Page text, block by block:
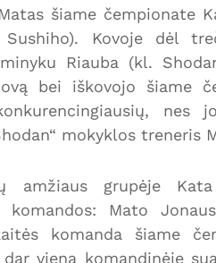
šiame
Kovoje dėl
Riauba (kl.
bei iškovojo šiame
nes
mokyklos treneris
amžiaus grupėje
Mato
komanda šiame
viena komandinėje